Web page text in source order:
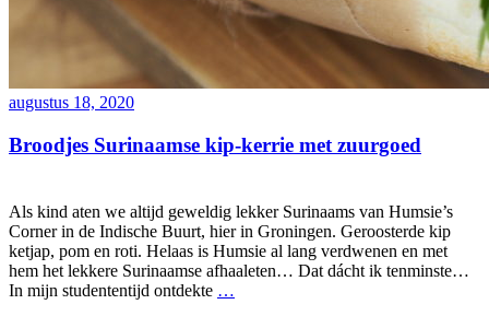
augustus 18, 2020
Broodjes Surinaamse kip-kerrie met zuurgoed
Als kind aten we altijd geweldig lekker Surinaams van Humsie’s
Corner in de Indische Buurt, hier in Groningen. Geroosterde kip
ketjap, pom en roti. Helaas is Humsie al lang verdwenen en met
hem het lekkere Surinaamse afhaaleten… Dat dácht ik tenminste…
In mijn studententijd ontdekte …